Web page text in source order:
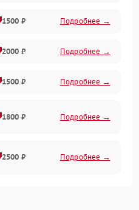
1500 ₽ Подробнее →
2000 ₽ Подробнее →
1500 ₽ Подробнее →
1800 ₽ Подробнее →
2500 ₽ Подробнее →